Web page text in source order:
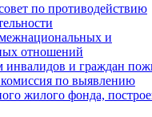
по противодействию
и
отношений
и граждан
по выявлению
жилого фонда,